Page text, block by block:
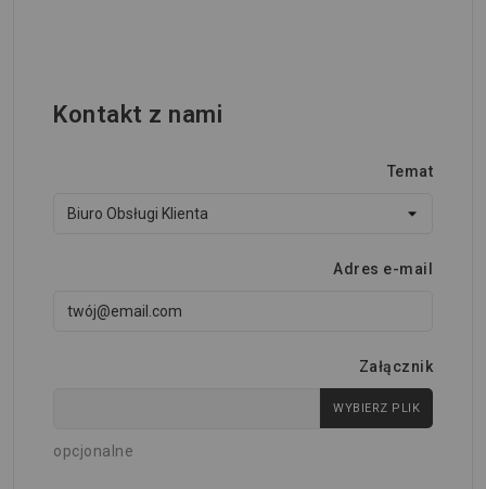
Kontakt z nami
Temat
Adres e-mail
Załącznik
WYBIERZ PLIK
opcjonalne